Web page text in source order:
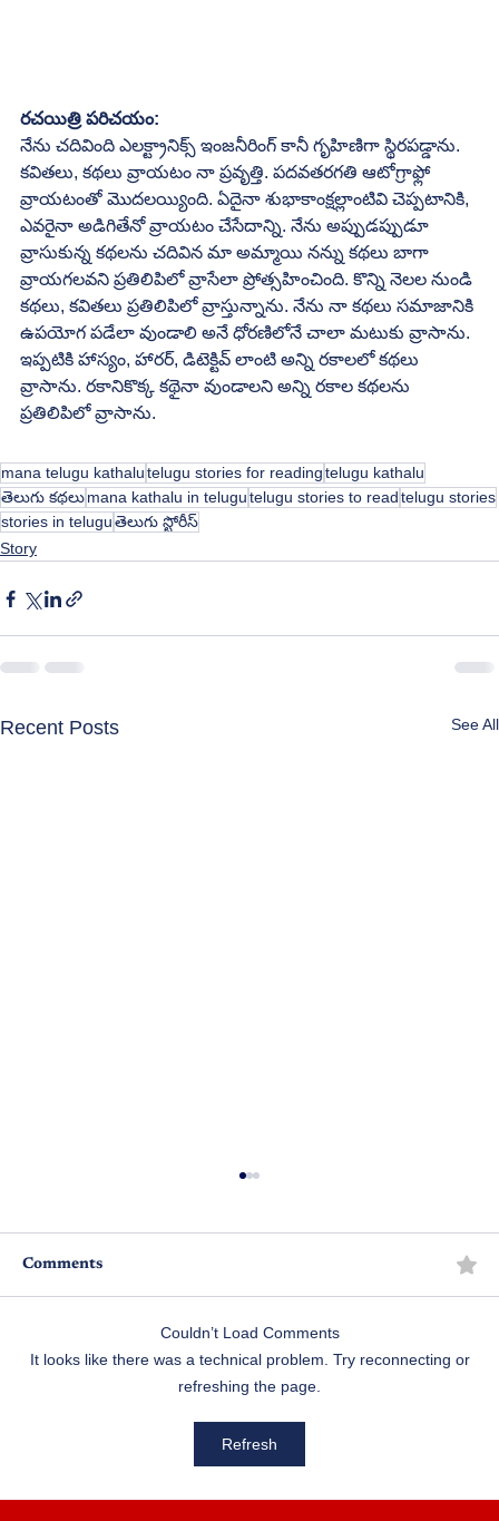
రచయిత్రి పరిచయం:
నేను చదివింది ఎలక్ట్రానిక్స్ ఇంజనీరింగ్ కానీ గృహిణిగా స్థిరపడ్డాను.
కవితలు, కథలు వ్రాయటం నా ప్రవృత్తి. పదవతరగతి ఆటోగ్రాఫ్లో
వ్రాయటంతో మొదలయ్యింది. ఏదైనా శుభాకాంక్షల్లాంటివి చెప్పటానికి,
ఎవరైనా అడిగితేనో వ్రాయటం చేసేదాన్ని. నేను అప్పుడప్పుడూ
వ్రాసుకున్న కథలను చదివిన మా అమ్మాయి నన్ను కథలు బాగా
వ్రాయగలవని ప్రతిలిపిలో వ్రాసేలా ప్రోత్సహించింది. కొన్ని నెలల నుండి
కథలు, కవితలు ప్రతిలిపిలో వ్రాస్తున్నాను. నేను నా కథలు సమాజానికి
ఉపయోగ పడేలా వుండాలి అనే ధోరణిలోనే చాలా మటుకు వ్రాసాను.
ఇప్పటికి హాస్యం, హారర్, డిటెక్టివ్ లాంటి అన్ని రకాలలో కథలు
వ్రాసాను. రకానికొక్క కథైనా వుండాలని అన్ని రకాల కథలను
ప్రతిలిపిలో వ్రాసాను.
mana telugu kathalutelugu stories for readingtelugu kathalu
తెలుగు కథలుmana kathalu in telugutelugu stories to readtelugu stories
stories in teluguతెలుగు స్టోరీస్
Story
Recent Posts See All
Comments
Couldn’t Load Comments
It looks like there was a technical problem. Try reconnecting or
refreshing the page.
Refresh